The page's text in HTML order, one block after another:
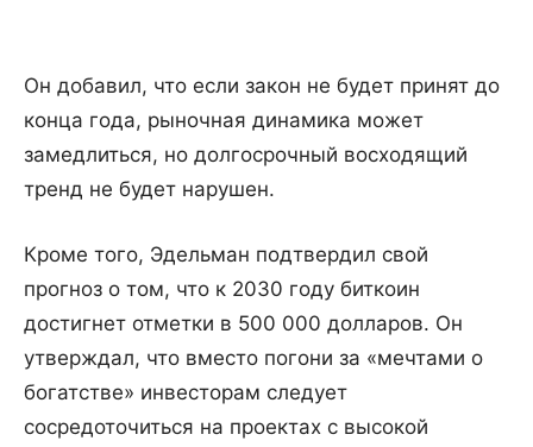
Он добавил, что если закон не будет принят до
конца года, рыночная динамика может
замедлиться, но долгосрочный восходящий
тренд не будет нарушен.
Кроме того, Эдельман подтвердил свой
прогноз о том, что к 2030 году биткоин
достигнет отметки в 500 000 долларов. Он
утверждал, что вместо погони за «мечтами о
богатстве» инвесторам следует
сосредоточиться на проектах с высокой